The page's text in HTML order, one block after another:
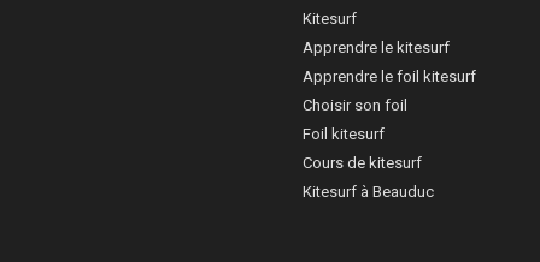
Kitesurf
Apprendre le kitesurf
Apprendre le foil kitesurf
Choisir son foil
Foil kitesurf
Cours de kitesurf
Kitesurf à Beauduc